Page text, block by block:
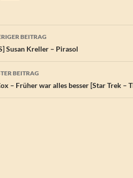
BEITRAG
Susan Kreller – Pirasol
BEITRAG
– Früher war alles besser [Star Trek –